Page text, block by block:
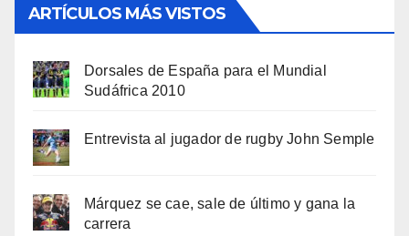
ARTÍCULOS MÁS VISTOS
Dorsales de España para el Mundial
Sudáfrica 2010
Entrevista al jugador de rugby John Semple
Márquez se cae, sale de último y gana la
carrera